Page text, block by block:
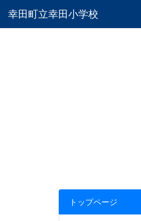
幸田町立幸田小学校
トップページ